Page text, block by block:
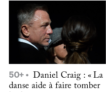
50+
Daniel Craig : « La
danse aide à faire tomber